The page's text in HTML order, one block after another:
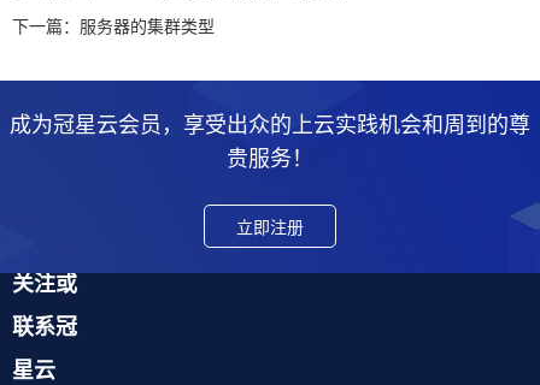
下一篇：服务器的集群类型
成为冠星云会员，享受出众的上云实践机会和周到的尊
贵服务！
立即注册
关注或
联系冠
星云